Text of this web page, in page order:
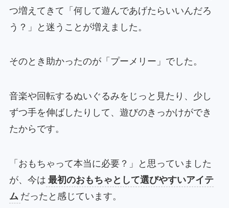
つ増えてきて「何して遊んであげたらいいんだろ
う？」と迷うことが増えました。
そのとき助かったのが「プーメリー」でした。
音楽や回転するぬいぐるみをじっと見たり、少し
ずつ手を伸ばしたりして、遊びのきっかけができ
たからです。
「おもちゃって本当に必要？」と思っていました
が、今は 最初のおもちゃとして選びやすいアイテ
ム だったと感じています。